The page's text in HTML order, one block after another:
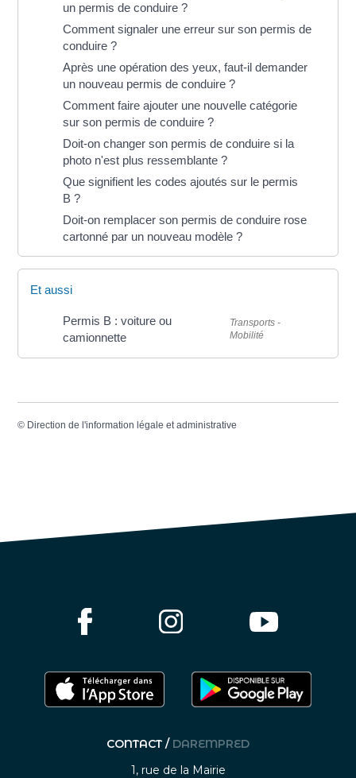
un permis de conduire ?
Comment signaler une erreur sur son permis de
conduire ?
Après une opération des yeux, faut-il demander
un nouveau permis de conduire ?
Comment faire ajouter une nouvelle catégorie
sur son permis de conduire ?
Doit-on changer son permis de conduire si la
photo n'est plus ressemblante ?
Que signifient les codes ajoutés sur le permis
B ?
Doit-on remplacer son permis de conduire rose
cartonné par un nouveau modèle ?
Et aussi
Permis B : voiture ou
camionnette
Transports -
Mobilité
© Direction de l'information légale et administrative
CONTACT / DAREMPRED
1, rue de la Mairie